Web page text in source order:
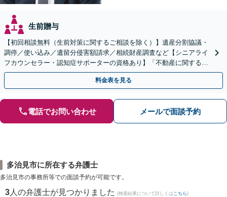
生前贈与
【初回相談無料（生前対策に関するご相談を除く）】遺産分割協議・
調停／使い込み／遺留分侵害額請求／相続財産調査など【シニアライ
フカウンセラー・認知症サポーターの資格あり】「不動産に関する相
続もお任せください」【当日・夜間相談可（要相談）】
料金表を見る
電話でお問い合わせ メールで面談予約
多治見市に所在する弁護士
多治見市の事務所等での面談予約が可能です。
3 人の弁護士が見つかりました (検索結果について詳しくは こちら)